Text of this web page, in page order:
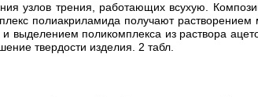
узлов трения, работающих всухую.
полиакриламида получают растворением
поликомплекса из раствора
твердости изделия. 2 табл.